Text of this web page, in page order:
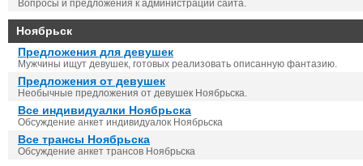
Вопросы и предложения к администрации сайта.
Ноябрьск
Предложения для девушек
Мужчины ищут девушек, готовых реализовать описанную фантазию.
Предложения от девушек
Необычные предложения от девушек Ноябрьска.
Все индивидуалки Ноябрьска
Обсуждение анкет индивидуалок Ноябрьска
Все трансы Ноябрьска
Обсуждение анкет трансов Ноябрьска